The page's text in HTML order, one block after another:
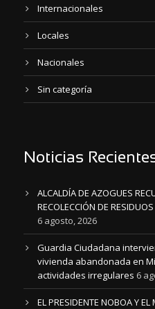
Internacionales
Locales
Nacionales
Sin categoría
Noticias
ALCALDÍA DE AZOGUES
RECOLECCIÓN DE
6 agosto, 2026
Guardia Ciudadana
vivienda abandonada en
actividades irregulares 6
EL PRESIDENTE NOBOA Y